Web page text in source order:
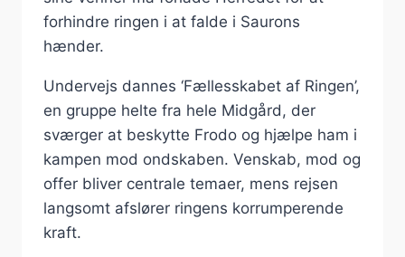
forhindre ringen i at falde i Saurons
hænder.
Undervejs dannes ‘Fællesskabet af Ringen’,
en gruppe helte fra hele Midgård, der
sværger at beskytte Frodo og hjælpe ham i
kampen mod ondskaben. Venskab, mod og
offer bliver centrale temaer, mens rejsen
langsomt afslører ringens korrumperende
kraft.